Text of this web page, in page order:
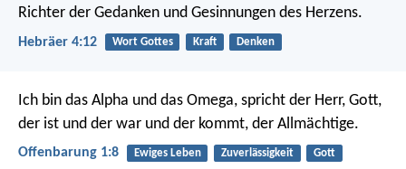
Richter der Gedanken und Gesinnungen des Herzens.
Hebräer 4:12 Wort Gottes Kraft Denken
Ich bin das Alpha und das Omega, spricht der Herr, Gott,
der ist und der war und der kommt, der Allmächtige.
Offenbarung 1:8 Ewiges Leben Zuverlässigkeit Gott